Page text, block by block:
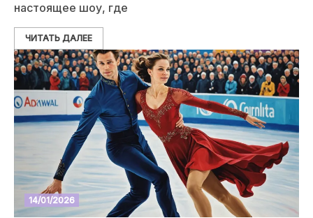
настоящее шоу, где
ЧИТАТЬ ДАЛЕЕ
14/01/2026